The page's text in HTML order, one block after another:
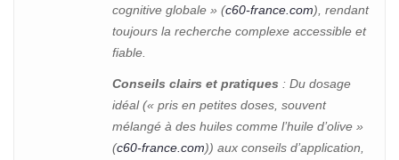
cognitive globale » (c60-france.com), rendant
toujours la recherche complexe accessible et
fiable.
Conseils clairs et pratiques : Du dosage
idéal (« pris en petites doses, souvent
mélangé à des huiles comme l’huile d’olive »
(c60-france.com)) aux conseils d’application,